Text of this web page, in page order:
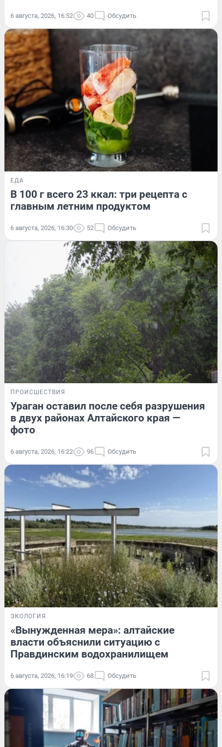
6 августа, 2026, 16:52 40 Обсудить
ЕДА
В 100 г всего 23 ккал: три рецепта с
главным летним продуктом
6 августа, 2026, 16:30 52 Обсудить
ПРОИСШЕСТВИЯ
Ураган оставил после себя разрушения
в двух районах Алтайского края —
фото
6 августа, 2026, 16:22 96 Обсудить
ЭКОЛОГИЯ
«Вынужденная мера»: алтайские
власти объяснили ситуацию с
Правдинским водохранилищем
6 августа, 2026, 16:19 68 Обсудить